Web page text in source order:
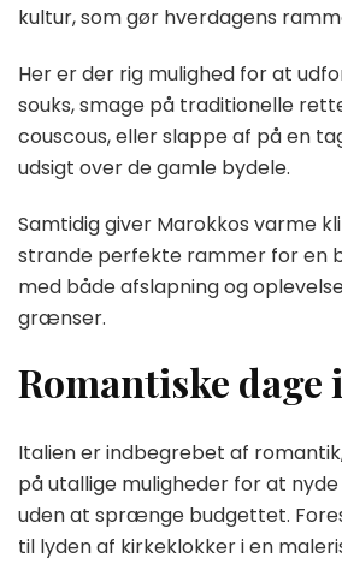
kultur, som gør hverdagens
Her er der rig mulighed for at
souks, smage på traditionelle
couscous, eller slappe af på en
udsigt over de gamle bydele.
Samtidig giver Marokkos varme
strande perfekte rammer for en
med både afslapning og
grænser.
Romantiske dage
Italien er indbegrebet af
på utallige muligheder for at
uden at sprænge budgettet.
til lyden af kirkeklokker i en